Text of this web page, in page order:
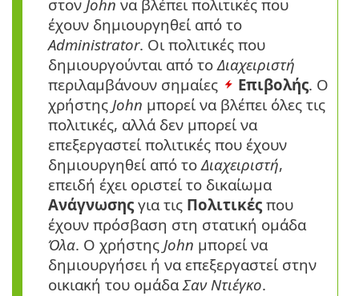
στον John να βλέπει πολιτικές που
έχουν δημιουργηθεί από το
Administrator. Οι πολιτικές που
δημιουργούνται από τοΔιαχειριστή
περιλαμβάνουν σημαίες
Επιβολής. Ο
χρήστης John μπορεί να βλέπει όλες τις
πολιτικές, αλλά δεν μπορεί να
επεξεργαστεί πολιτικές που έχουν
δημιουργηθεί από τοΔιαχειριστή,
επειδή έχει οριστεί το δικαίωμα
Ανάγνωσης για τις Πολιτικές που
έχουν πρόσβαση στη στατική ομάδα
Όλα. Ο χρήστης John μπορεί να
δημιουργήσει ή να επεξεργαστεί στην
οικιακή του ομάδαΣαν Ντιέγκο.